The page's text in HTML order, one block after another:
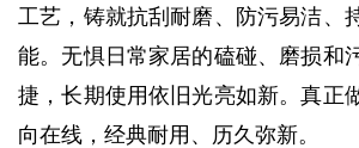
工艺，铸就抗刮耐磨、防污易洁、
能。无惧日常家居的磕碰、磨损和
捷，长期使用依旧光亮如新。真正
向在线，经典耐用、历久弥新。